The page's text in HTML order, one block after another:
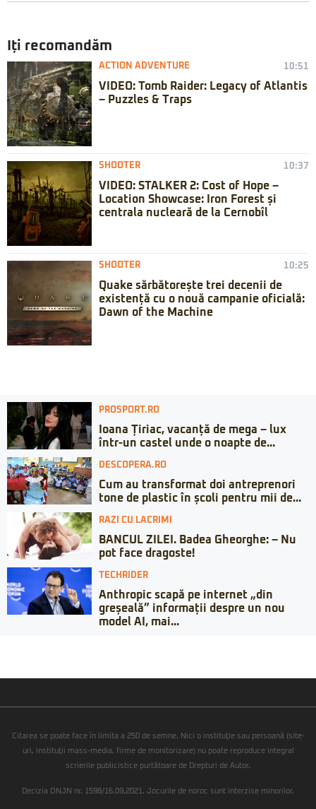
Iți recomandăm
ACTION ADVENTURE 10:51
VIDEO: Tomb Raider: Legacy of Atlantis
– Puzzles & Traps
SHOOTER 10:37
VIDEO: STALKER 2: Cost of Hope –
Location Showcase: Iron Forest și
centrala nucleară de la Cernobîl
SHOOTER 10:25
Quake sărbătorește trei decenii de
existență cu o nouă campanie oficială:
Dawn of the Machine
PROSPORT.RO
Ioana Țiriac, vacanță de mega – lux
într-un castel unde o noapte de...
DESCOPERA.RO
Cum au transformat doi antreprenori
tone de plastic în școli pentru mii de...
RAZI CU LACRIMI
BANCUL ZILEI. Badea Gheorghe: – Nu
pot face dragoste!
TECHRIDER
Anthropic scapă pe internet „din
greșeală” informații despre un nou
model AI, mai...
Citarea se poate face în limita a 250 de semne. Nici o instituţie sau persoană (site-
uri, instituţii mass-media, firme de monitorizare) nu poate reproduce integral
scrierile publicistice purtătoare de Drepturi de Autor.
Decizia ONJN nr. 1598/16.09.2021. Jocurile de noroc sunt interzise minorilor.